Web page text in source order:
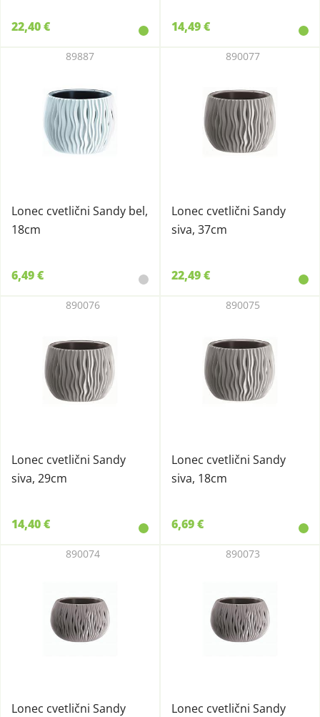
22,40 € 14,49 €
Lonec cvetlični Sandy bel,
18cm
89887
6,49 €
Lonec cvetlični Sandy
siva, 37cm
890077
22,49 €
Lonec cvetlični Sandy
siva, 29cm
890076
14,40 €
Lonec cvetlični Sandy
siva, 18cm
890075
6,69 €
Lonec cvetlični Sandy
890074
Lonec cvetlični Sandy
890073